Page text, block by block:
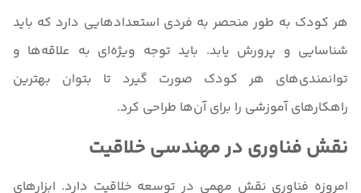
هر کودک به طور منحصر به فردی استعدادهایی دارد که باید
شناسایی و پرورش یابد. باید توجه ویژه‌ای به علاقه‌ها و
توانمندی‌های هر کودک صورت گیرد تا بتوان بهترین
راهکارهای آموزشی را برای آن‌ها طراحی کرد.
نقش فناوری در مهندسی خلاقیت
امروزه فناوری نقش مهمی در توسعه خلاقیت دارد. ابزارهای